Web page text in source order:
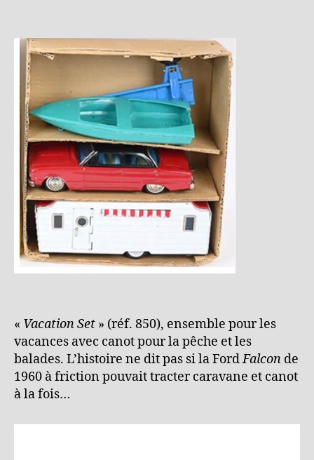
« Vacation Set » (réf. 850), ensemble pour les
vacances avec canot pour la pêche et les
balades. L’histoire ne dit pas si la FordFalcon de
1960 à friction pouvait tracter caravane et canot
à la fois…